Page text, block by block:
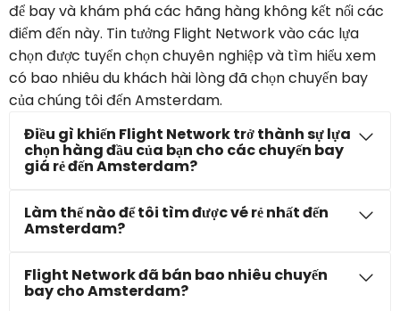
để bay và khám phá các hãng hàng không kết nối các
điểm đến này. Tin tưởng Flight Network vào các lựa
chọn được tuyển chọn chuyên nghiệp và tìm hiểu xem
có bao nhiêu du khách hài lòng đã chọn chuyến bay
của chúng tôi đến Amsterdam.
Điều gì khiến Flight Network trở thành sự lựa
chọn hàng đầu của bạn cho các chuyến bay
giá rẻ đến Amsterdam?
Làm thế nào để tôi tìm được vé rẻ nhất đến
Amsterdam?
Flight Network đã bán bao nhiêu chuyến
bay cho Amsterdam?